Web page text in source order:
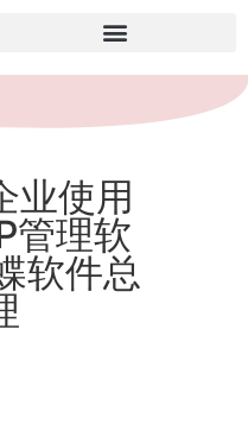
业使用
管理软
软件总